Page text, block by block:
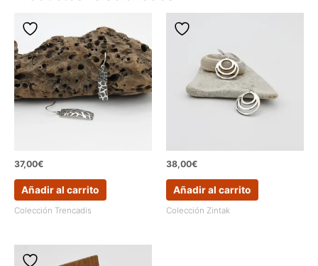
37,00€
Añadir al carrito
Colección Trencadis
38,00€
Añadir al carrito
Colección Zintak